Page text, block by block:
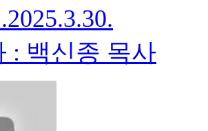
: 백신종 목사